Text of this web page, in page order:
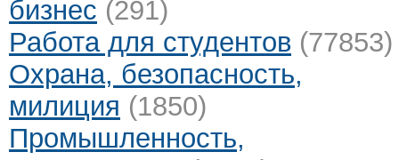
бизнес (291)
Работа для студентов (77853)
Охрана, безопасность,
милиция (1850)
Промышленность,